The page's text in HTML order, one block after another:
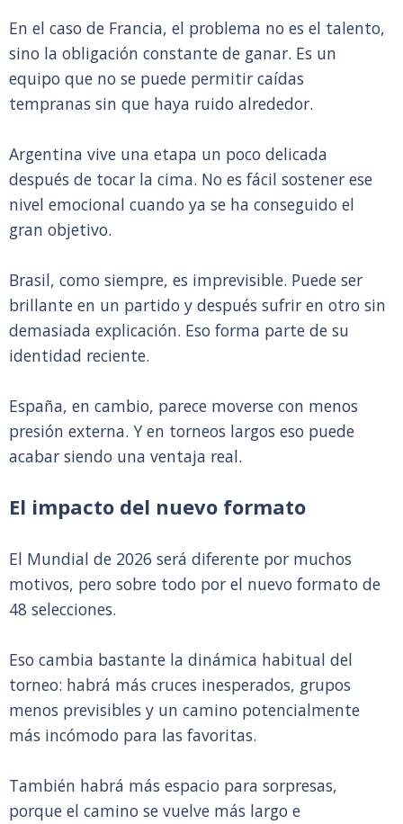
En el caso de Francia, el problema no es el talento,
sino la obligación constante de ganar. Es un
equipo que no se puede permitir caídas
tempranas sin que haya ruido alrededor.
Argentina vive una etapa un poco delicada
después de tocar la cima. No es fácil sostener ese
nivel emocional cuando ya se ha conseguido el
gran objetivo.
Brasil, como siempre, es imprevisible. Puede ser
brillante en un partido y después sufrir en otro sin
demasiada explicación. Eso forma parte de su
identidad reciente.
España, en cambio, parece moverse con menos
presión externa. Y en torneos largos eso puede
acabar siendo una ventaja real.
El impacto del nuevo formato
El Mundial de 2026 será diferente por muchos
motivos, pero sobre todo por el nuevo formato de
48 selecciones.
Eso cambia bastante la dinámica habitual del
torneo: habrá más cruces inesperados, grupos
menos previsibles y un camino potencialmente
más incómodo para las favoritas.
También habrá más espacio para sorpresas,
porque el camino se vuelve más largo e